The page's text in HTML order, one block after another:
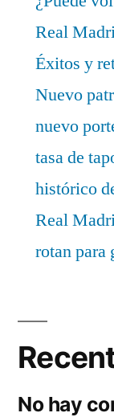
Real
Éxitos y
Nuevo
nuevo
tasa de
histórico
Real
rotan para
No hay